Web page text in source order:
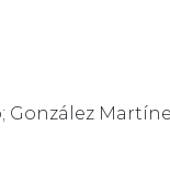
González